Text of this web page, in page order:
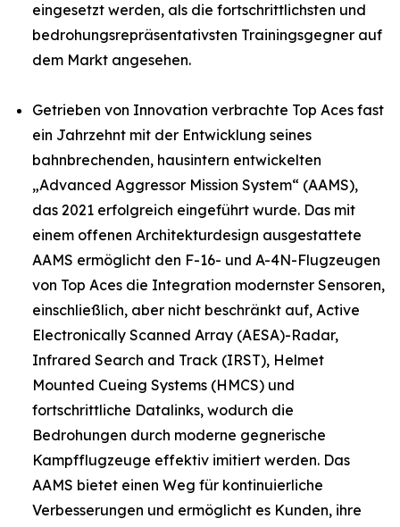
eingesetzt werden, als die fortschrittlichsten und
bedrohungsrepräsentativsten Trainingsgegner auf
dem Markt angesehen.
Getrieben von Innovation verbrachte Top Aces fast
ein Jahrzehnt mit der Entwicklung seines
bahnbrechenden, hausintern entwickelten
„Advanced Aggressor Mission System“ (AAMS),
das 2021 erfolgreich eingeführt wurde. Das mit
einem offenen Architekturdesign ausgestattete
AAMS ermöglicht den F-16- und A-4N-Flugzeugen
von Top Aces die Integration modernster Sensoren,
einschließlich, aber nicht beschränkt auf, Active
Electronically Scanned Array (AESA)-Radar,
Infrared Search and Track (IRST), Helmet
Mounted Cueing Systems (HMCS) und
fortschrittliche Datalinks, wodurch die
Bedrohungen durch moderne gegnerische
Kampfflugzeuge effektiv imitiert werden. Das
AAMS bietet einen Weg für kontinuierliche
Verbesserungen und ermöglicht es Kunden, ihre